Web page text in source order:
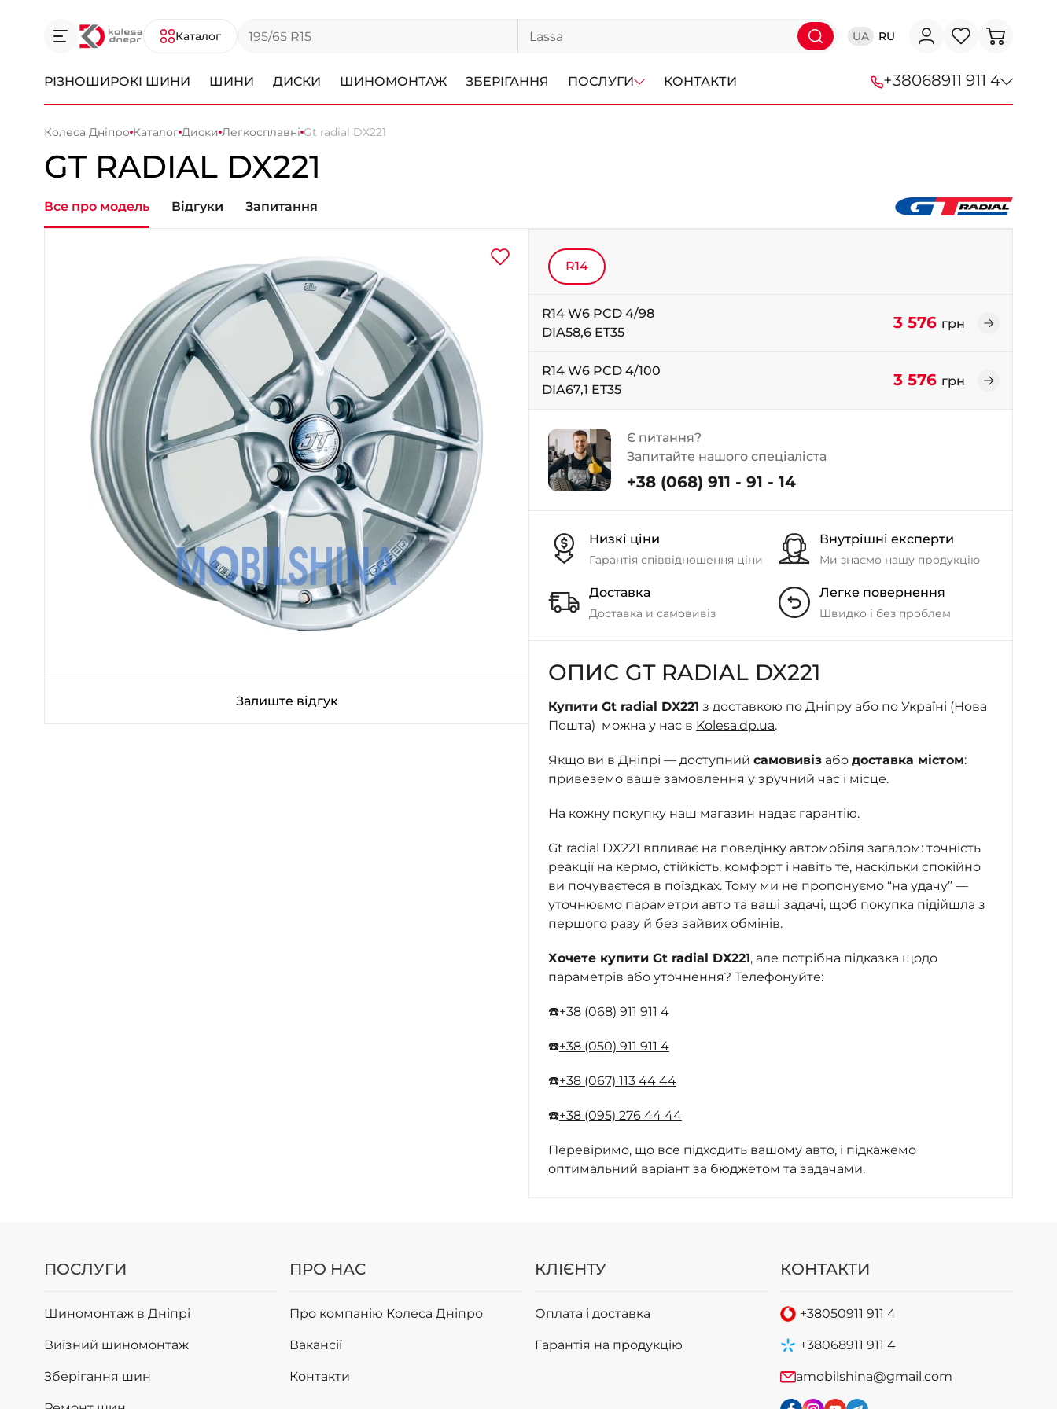
Каталог UA RU
РІЗНОШИРОКІ ШИНИ ШИНИ ДИСКИ ШИНОМОНТАЖ ЗБЕРІГАННЯ ПОСЛУГИ КОНТАКТИ +38068911 911 4
+38 (095) 276-44-44
- на Тополі
+38 (077) 7-184-184
- Калинова
Колеса Дніпро Каталог Диски Легкосплавні Gt radial DX221
GT RADIAL DX221
Все про модель Відгуки Запитання
Залиште відгук
R14
R14 W6 PCD 4/98
DIA58,6 ET35
3 576 грн
R14 W6 PCD 4/100
DIA67,1 ET35
3 576 грн
Є питання?
Запитайте нашого спеціаліста
+38 (068) 911 - 91 - 14
Низкі ціни
Гарантія співвідношення ціни
Внутрішні експерти
Ми знаємо нашу продукцію
Доставка
Доставка и самовивіз
Легке повернення
Швидко і без проблем
ОПИС GT RADIAL DX221
Купити Gt radial DX221 з доставкою по Дніпру або по Україні (Нова
Пошта) можна у нас в Kolesa.dp.ua.
Якщо ви в Дніпрі — доступний самовивіз або доставка містом:
привеземо ваше замовлення у зручний час і місце.
На кожну покупку наш магазин надає гарантію.
Gt radial DX221 впливає на поведінку автомобіля загалом: точність
реакції на кермо, стійкість, комфорт і навіть те, наскільки спокійно
ви почуваєтеся в поїздках. Тому ми не пропонуємо “на удачу” —
уточнюємо параметри авто та ваші задачі, щоб покупка підійшла з
першого разу й без зайвих обмінів.
Хочете купити Gt radial DX221, але потрібна підказка щодо
параметрів або уточнення? Телефонуйте:
☎️+38 (068) 911 911 4
☎️+38 (050) 911 911 4
☎️+38 (067) 113 44 44
☎️+38 (095) 276 44 44
Перевіримо, що все підходить вашому авто, і підкажемо
оптимальний варіант за бюджетом та задачами.
ПОСЛУГИ
Шиномонтаж в Дніпрі
Виїзний шиномонтаж
Зберігання шин
ПРО НАС
Про компанію Колеса Дніпро
Вакансії
Контакти
КЛІЄНТУ
Оплата і доставка
Гарантія на продукцію
КОНТАКТИ
+38050911 911 4
+38068911 911 4
amobilshina@gmail.com